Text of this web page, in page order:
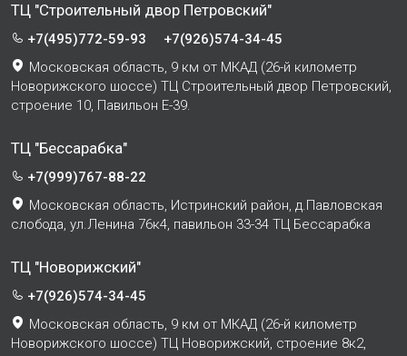
ТЦ "Строительный двор Петровский"
+7(495)772-59-93
+7(926)574-34-45
Московская область, 9 км от МКАД (26-й километр
Новорижского шоссе) ТЦ Строительный двор Петровский,
строение 10, Павильон Е-39.
ТЦ "Бессарабка"
+7(999)767-88-22
Московская область, Истринский район, д.Павловская
слобода, ул.Ленина 76к4, павильон 33-34 ТЦ Бессарабка
ТЦ "Новорижский"
+7(926)574-34-45
Московская область, 9 км от МКАД (26-й километр
Новорижского шоссе) ТЦ Новорижский, строение 8к2,